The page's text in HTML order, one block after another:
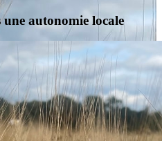
autonomie locale